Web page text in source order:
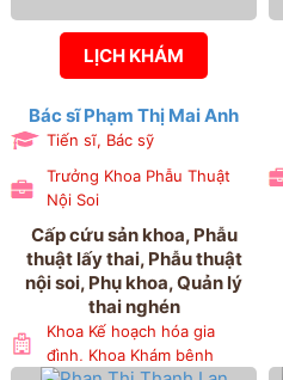
LỊCH KHÁM
Bác sĩ Phạm Thị Mai Anh
Tiến sĩ, Bác sỹ
Trưởng Khoa Phẫu Thuật
Nội Soi
Cấp cứu sản khoa, Phẫu
thuật lấy thai, Phẫu thuật
nội soi, Phụ khoa, Quản lý
thai nghén
Khoa Kế hoạch hóa gia
đình, Khoa Khám bệnh